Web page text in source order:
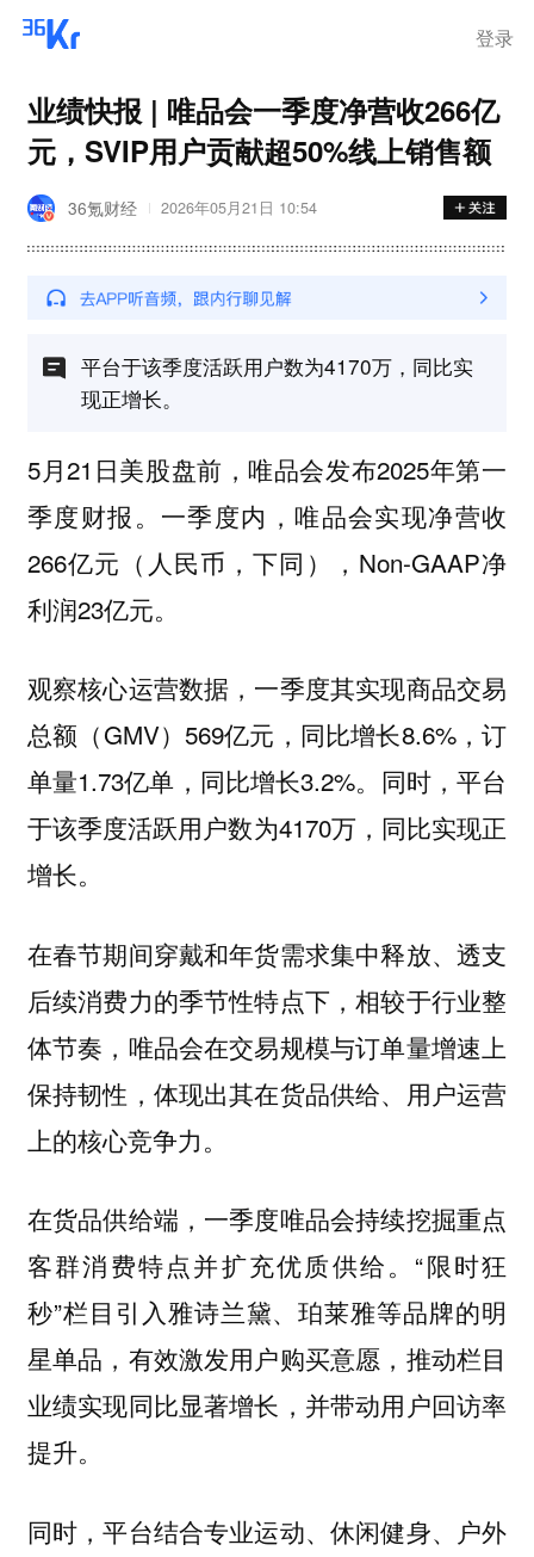
登录
业绩快报 | 唯品会一季度净营收266亿
元，SVIP用户贡献超50%线上销售额
36氪财经 2026年05月21日 10:54
平台于该季度活跃用户数为4170万，同比实
现正增长。
5月21日美股盘前，唯品会发布2025年第一
季度财报。一季度内，唯品会实现净营收
266亿元（人民币，下同），Non-GAAP净
利润23亿元。
观察核心运营数据，一季度其实现商品交易
总额（GMV）569亿元，同比增长8.6%，订
单量1.73亿单，同比增长3.2%。同时，平台
于该季度活跃用户数为4170万，同比实现正
增长。
在春节期间穿戴和年货需求集中释放、透支
后续消费力的季节性特点下，相较于行业整
体节奏，唯品会在交易规模与订单量增速上
保持韧性，体现出其在货品供给、用户运营
上的核心竞争力。
在货品供给端，一季度唯品会持续挖掘重点
客群消费特点并扩充优质供给。“限时狂
秒”栏目引入雅诗兰黛、珀莱雅等品牌的明
星单品，有效激发用户购买意愿，推动栏目
业绩实现同比显著增长，并带动用户回访率
提升。
同时，平台结合专业运动、休闲健身、户外